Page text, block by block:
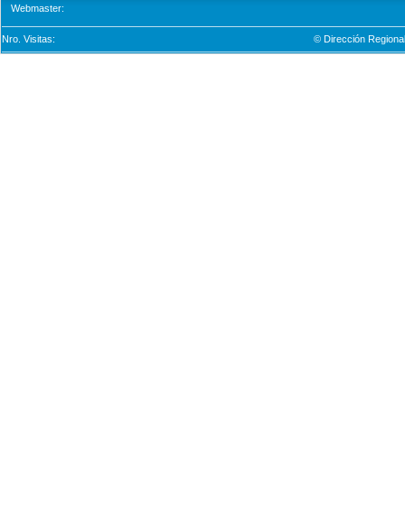
Webmaster:
© Dirección
Nro. Visitas: